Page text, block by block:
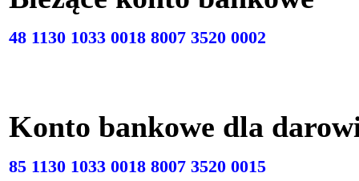
48 1130 1033 0018 8007 3520 0002
Konto bankowe dla
85 1130 1033 0018 8007 3520 0015